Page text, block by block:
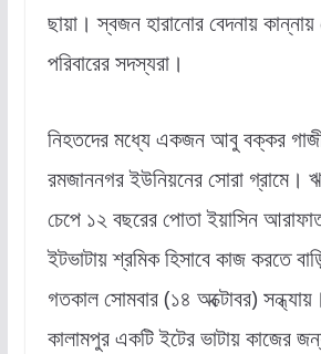
ছায়া। স্বজন হারানোর বেদনায়
পরিবারের সদস্যরা।
নিহতদের মধ্যে একজন আবু বক্কর
রমজাননগর ইউনিয়নের সোরা গ্রামে।
চেপে ১২ বছরের পোতা ইয়াসিন
ইটভাটায় শ্রমিক হিসাবে কাজ করতে
গতকাল সোমবার (১৪ অক্টোবর)
কালামপুর একটি ইটের ভাটায় কাজের